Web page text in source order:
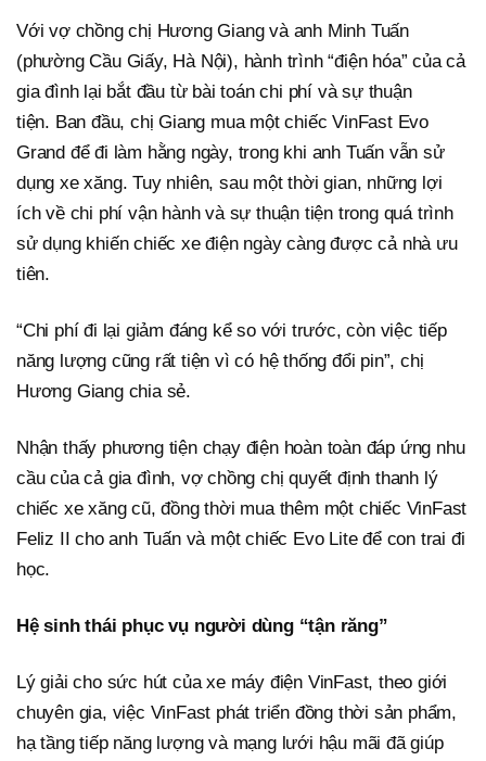
Với vợ chồng chị Hương Giang và anh Minh Tuấn
(phường Cầu Giấy, Hà Nội), hành trình “điện hóa” của cả
gia đình lại bắt đầu từ bài toán chi phí và sự thuận
tiện. Ban đầu, chị Giang mua một chiếc VinFast Evo
Grand để đi làm hằng ngày, trong khi anh Tuấn vẫn sử
dụng xe xăng. Tuy nhiên, sau một thời gian, những lợi
ích về chi phí vận hành và sự thuận tiện trong quá trình
sử dụng khiến chiếc xe điện ngày càng được cả nhà ưu
tiên.
“Chi phí đi lại giảm đáng kể so với trước, còn việc tiếp
năng lượng cũng rất tiện vì có hệ thống đổi pin”, chị
Hương Giang chia sẻ.
Nhận thấy phương tiện chạy điện hoàn toàn đáp ứng nhu
cầu của cả gia đình, vợ chồng chị quyết định thanh lý
chiếc xe xăng cũ, đồng thời mua thêm một chiếc VinFast
Feliz II cho anh Tuấn và một chiếc Evo Lite để con trai đi
học.
Hệ sinh thái phục vụ người dùng “tận răng”
Lý giải cho sức hút của xe máy điện VinFast, theo giới
chuyên gia, việc VinFast phát triển đồng thời sản phẩm,
hạ tầng tiếp năng lượng và mạng lưới hậu mãi đã giúp